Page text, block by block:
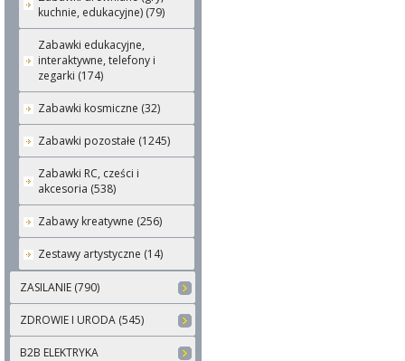
kuchnie, edukacyjne) (79)
Zabawki edukacyjne,
interaktywne, telefony i
zegarki (174)
Zabawki kosmiczne (32)
Zabawki pozostałe (1245)
Zabawki RC, cześci i
akcesoria (538)
Zabawy kreatywne (256)
Zestawy artystyczne (14)
ZASILANIE (790)
ZDROWIE I URODA (545)
B2B ELEKTRYKA